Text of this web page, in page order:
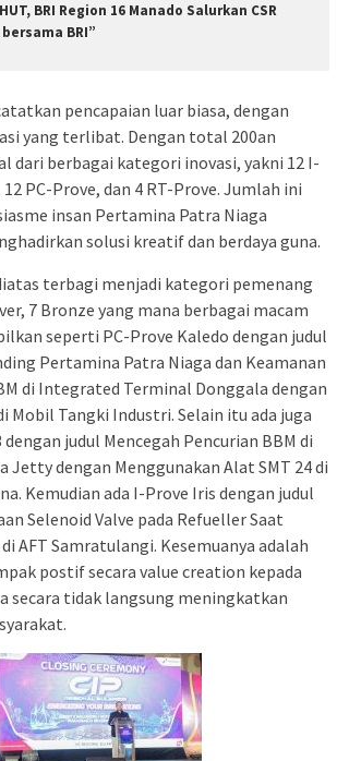
BRI Region 16 Manado Salurkan CSR
BRI”
pencapaian luar biasa, dengan
yang terlibat. Dengan total 200an
dari berbagai kategori inovasi, yakni 12 I-
PC-Prove, dan 4 RT-Prove. Jumlah ini
insan Pertamina Patra Niaga
solusi kreatif dan berdaya guna.
terbagi menjadi kategori pemenang
7 Bronze yang mana berbagai macam
seperti PC-Prove Kaledo dengan judul
Pertamina Patra Niaga dan Keamanan
di Integrated Terminal Donggala dengan
Mobil Tangki Industri. Selain itu ada juga
dengan judul Mencegah Pencurian BBM di
Jetty dengan Menggunakan Alat SMT 24 di
Kemudian ada I-Prove Iris dengan judul
Selenoid Valve pada Refueller Saat
AFT Samratulangi. Kesemuanya adalah
postif secara value creation kepada
secara tidak langsung meningkatkan